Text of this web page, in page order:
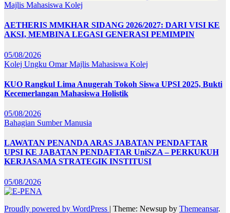
Majlis Mahasiswa Kolej
AETHERIS MMKHAR SIDANG 2026/2027: DARI VISI KE
AKSI, MEMBINA LEGASI GENERASI PEMIMPIN
05/08/2026
Kolej Ungku OmarMajlis Mahasiswa Kolej
KUO Rangkul Lima Anugerah Tokoh Siswa UPSI 2025, Bukti
Kecemerlangan Mahasiswa Holistik
05/08/2026
Bahagian Sumber Manusia
LAWATAN PENANDA ARAS JABATAN PENDAFTAR
UPSI KE JABATAN PENDAFTAR UniSZA – PERKUKUH
KERJASAMA STRATEGIK INSTITUSI
05/08/2026
Proudly powered by WordPress | Theme: Newsup by Themeansar.